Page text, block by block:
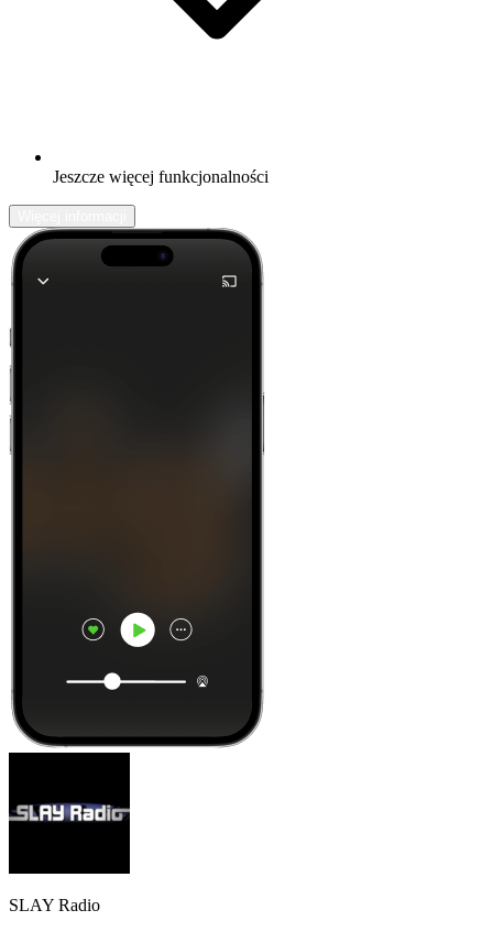
Jeszcze więcej funkcjonalności
SLAY Radio